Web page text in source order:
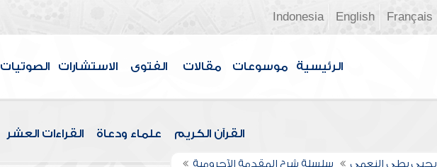
Français
English
Indonesia
الرئيسية موسوعات مقالات الفتوى الاستشارات الصوتيات
القرآن الكريم علماء ودعاة القراءات العشر
يحيى بطي النعمي سلسلة شرح المقدمة الآجرومية